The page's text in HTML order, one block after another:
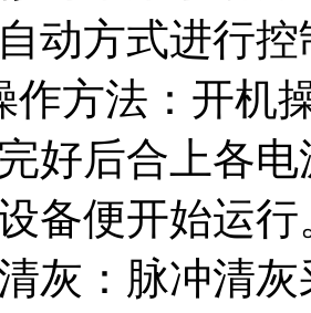
动方式进行控
法：开机操
好后合上各
备便开始运行
：脉冲清灰